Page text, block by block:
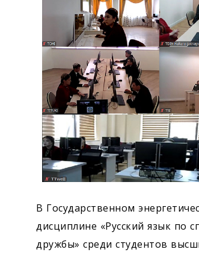
Культура
Наука
Спорт
В Государственном
дисциплине «Русский язык по
дружбы» среди студентов